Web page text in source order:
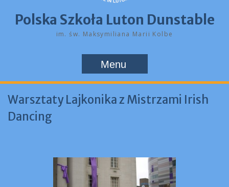
Polska Szkoła Luton Dunstable
im. św. Maksymiliana Marii Kolbe
Menu
Warsztaty Lajkonika z Mistrzami Irish
Dancing